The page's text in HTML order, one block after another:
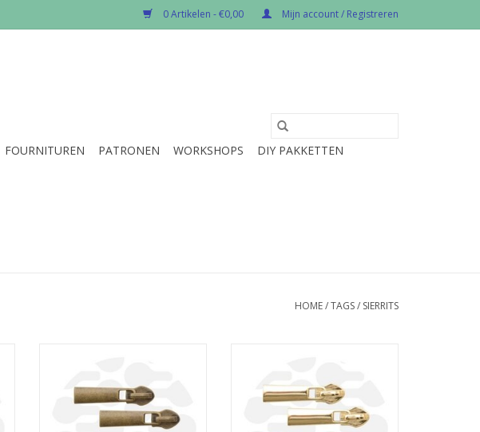
0 Artikelen - €0,00 Mijn account / Registreren
FOURNITUREN PATRONEN WORKSHOPS
DIY PAKKETTEN
HOME/TAGS/ SIERRITS
Basis rits schuiver voor
spiraalrits 6mm op rol.
TOEVOEGEN AAN WINKELWAGEN
Basis rits schuiver voor
spiraalrits 6mm op rol.
TOEVOEGEN AAN WINKELWAGEN